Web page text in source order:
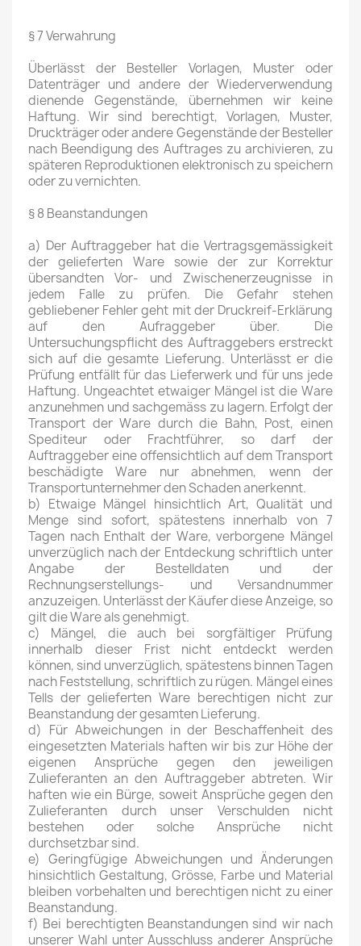
§ 7 Verwahrung
Überlässt der Besteller Vorlagen, Muster oder
Datenträger und andere der Wiederverwendung
dienende Gegenstände, übernehmen wir keine
Haftung. Wir sind berechtigt, Vorlagen, Muster,
Druckträger oder andere Gegenstände der Besteller
nach Beendigung des Auftrages zu archivieren, zu
späteren Reproduktionen elektronisch zu speichern
oder zu vernichten.
§ 8 Beanstandungen
a) Der Auftraggeber hat die Vertragsgemässigkeit
der gelieferten Ware sowie der zur Korrektur
übersandten Vor- und Zwischenerzeugnisse in
jedem Falle zu prüfen. Die Gefahr stehen
gebliebener Fehler geht mit der Druckreif-Erklärung
auf den Aufraggeber über. Die
Untersuchungspflicht des Auftraggebers erstreckt
sich auf die gesamte Lieferung. Unterlässt er die
Prüfung entfällt für das Lieferwerk und für uns jede
Haftung. Ungeachtet etwaiger Mängel ist die Ware
anzunehmen und sachgemäss zu lagern. Erfolgt der
Transport der Ware durch die Bahn, Post, einen
Spediteur oder Frachtführer, so darf der
Auftraggeber eine offensichtlich auf dem Transport
beschädigte Ware nur abnehmen, wenn der
Transportunternehmer den Schaden anerkennt.
b) Etwaige Mängel hinsichtlich Art, Qualität und
Menge sind sofort, spätestens innerhalb von 7
Tagen nach Enthalt der Ware, verborgene Mängel
unverzüglich nach der Entdeckung schriftlich unter
Angabe der Bestelldaten und der
Rechnungserstellungs- und Versandnummer
anzuzeigen. Unterlässt der Käufer diese Anzeige, so
gilt die Ware als genehmigt.
c) Mängel, die auch bei sorgfältiger Prüfung
innerhalb dieser Frist nicht entdeckt werden
können, sind unverzüglich, spätestens binnen Tagen
nach Feststellung, schriftlich zu rügen. Mängel eines
Tells der gelieferten Ware berechtigen nicht zur
Beanstandung der gesamten Lieferung.
d) Für Abweichungen in der Beschaffenheit des
eingesetzten Materials haften wir bis zur Höhe der
eigenen Ansprüche gegen den jeweiligen
Zulieferanten an den Auftraggeber abtreten. Wir
haften wie ein Bürge, soweit Ansprüche gegen den
Zulieferanten durch unser Verschulden nicht
bestehen oder solche Ansprüche nicht
durchsetzbar sind.
e) Geringfügige Abweichungen und Änderungen
hinsichtlich Gestaltung, Grösse, Farbe und Material
bleiben vorbehalten und berechtigen nicht zu einer
Beanstandung.
f) Bei berechtigten Beanstandungen sind wir nach
unserer Wahl unter Ausschluss anderer Ansprüche